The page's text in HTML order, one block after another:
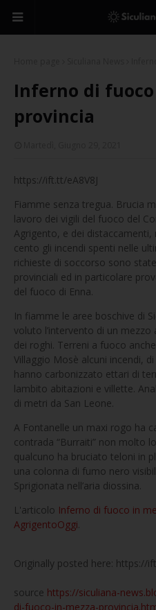
Inferno di fuoco
provincia
https://ift.tt/eA8V8J
Fiamme senza tregua. Brucia
lavoro dei vigili del fuoco del
Agrigento, e dei
cento gli incendi spenti nelle
richieste di soccorso sono
provinciali ed in particolare
del fuoco di Enna.
In fiamme le aree boschive di
voluto l’intervento di un mezzo
dei roghi. Terreni a fuoco
Villaggio Mosè alcuni incendi,
hanno carbonizzato ettari di
lambito abitazioni e villette.
di metri da San Leone.
A Fontanelle un maxi rogo ha
contrada “Burraiti” non molto
qualcuno ha bruciato teloni in
una colonna di fumo nero
Sprigionata nell’aria diossina.
L'articolo Inferno di fuoco in
AgrigentoOggi.
Originally posted here: https://
source https://siculiana-
di-fuoco-in-mezza-